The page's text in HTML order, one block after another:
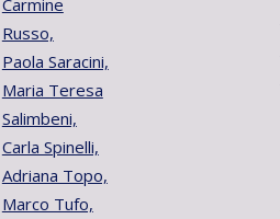
Carmine
Russo,
Paola Saracini,
Maria Teresa
Salimbeni,
Carla Spinelli,
Adriana Topo,
Marco Tufo,